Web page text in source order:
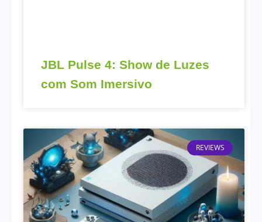
JBL Pulse 4: Show de Luzes
com Som Imersivo
REVIEWS